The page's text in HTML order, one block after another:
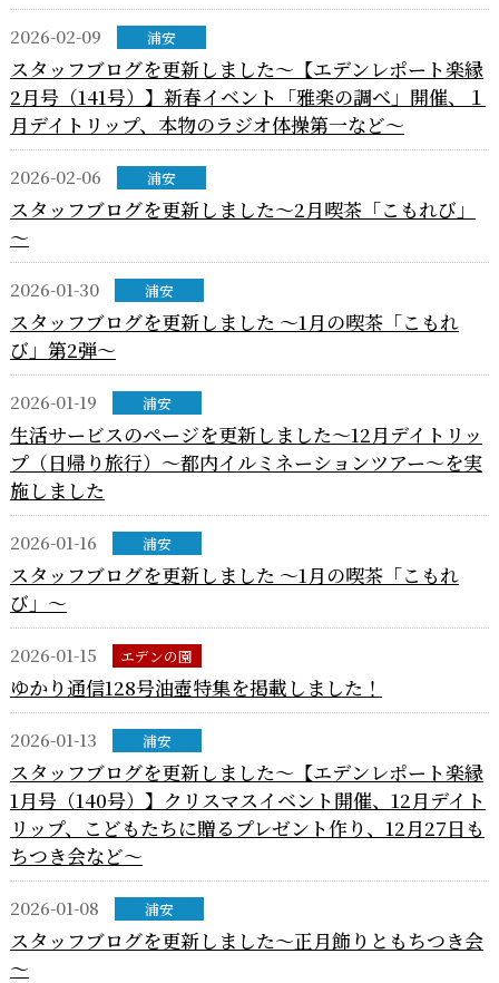
2026-02-09 浦安
スタッフブログを更新しました～【エデンレポート楽縁
2月号（141号）】新春イベント「雅楽の調べ」開催、１
月デイトリップ、本物のラジオ体操第一など～
2026-02-06 浦安
スタッフブログを更新しました～2月喫茶「こもれび」
～
2026-01-30 浦安
スタッフブログを更新しました ～1月の喫茶「こもれ
び」第2弾～
2026-01-19 浦安
生活サービスのページを更新しました～12月デイトリッ
プ（日帰り旅行）～都内イルミネーションツアー～を実
施しました
2026-01-16 浦安
スタッフブログを更新しました ～1月の喫茶「こもれ
び」～
2026-01-15 エデンの園
ゆかり通信128号油壺特集を掲載しました！
2026-01-13 浦安
スタッフブログを更新しました～【エデンレポート楽縁
1月号（140号）】クリスマスイベント開催、12月デイト
リップ、こどもたちに贈るプレゼント作り、12月27日も
ちつき会など～
2026-01-08 浦安
スタッフブログを更新しました～正月飾りともちつき会
～